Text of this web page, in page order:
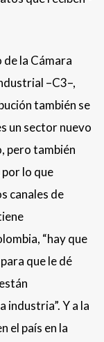
la Cámara
–C3–,
también se
un sector nuevo
pero también
por lo que
canales de
“hay que
que le dé
industria”. Y a la
el país en la